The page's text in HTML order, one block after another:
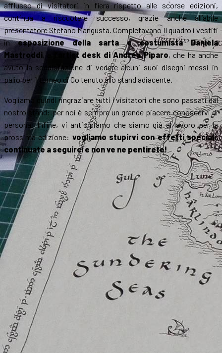
afflusso di visitatori in fiera rispetto alle scorse edizioni,
continua a riscuotere successo, grazie anche all’abile
presentatore Stefano Mangusta. Completavano il quadro i vestiti
inesposizione della sarta e costumista Daniela
Mastroddi, e l’artist desk di Andrea Piparo, che ha anche
avuto la soddisfazione di vedere alcuni suoi disegni messi in
palio per il torneo di Go tenuto allo stand adiacente.
Vogliamo quindi ringraziare tutti i visitatori che sono passati dal
nostro stand: per noi è sempre un grande piacere conoscervi di
persona! Infine, vi anticipiamo che siamo già al lavoro per la
prossima edizione: vogliamo stupirvi con effetti speciali,
continuate a seguirci e non ve ne pentirete!